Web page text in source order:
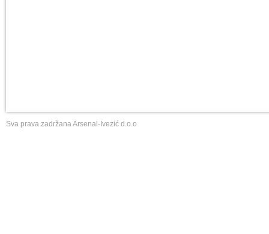
Sva prava zadržana Arsenal-Ivezić d.o.o